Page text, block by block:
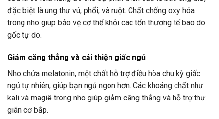
đặc biệt là ung thư vú, phổi, và ruột. Chất chống oxy hóa
trong nho giúp bảo vệ cơ thể khỏi các tổn thương tế bào do
gốc tự do.
Giảm căng thẳng và cải thiện giấc ngủ
Nho chứa melatonin, một chất hỗ trợ điều hòa chu kỳ giấc
ngủ tự nhiên, giúp bạn ngủ ngon hơn. Các khoáng chất như
kali và magiê trong nho giúp giảm căng thẳng và hỗ trợ thư
giãn cơ bắp.